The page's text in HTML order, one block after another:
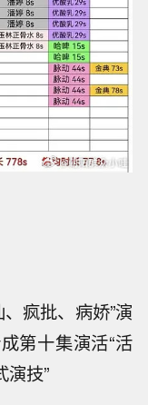
疯批、病娇”演
第十集演活“活
演技”